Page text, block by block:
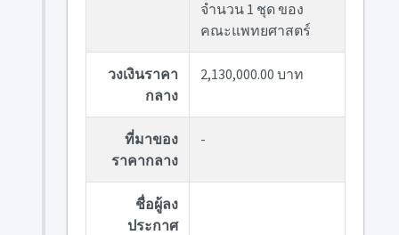
จำนวน 1 ชุด ของ
คณะแพทยศาสตร์
วงเงินราคา
กลาง
2,130,000.00 บาท
ที่มาของ
ราคากลาง
-
ชื่อผู้ลง
ประกาศ